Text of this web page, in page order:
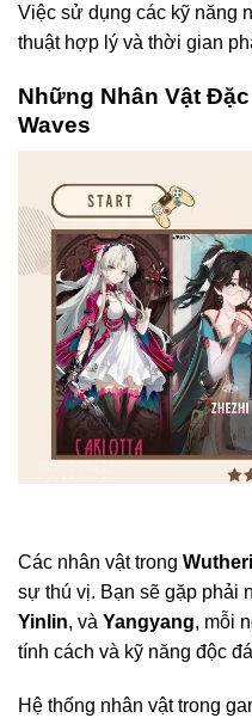
Việc sử dụng các kỹ năng
thuật hợp lý và thời gian
Những Nhân Vật
Waves
Các nhân vật trong
sự thú vị. Bạn sẽ gặp phải
Yinlin, và Yangyang, mỗi
tính cách và kỹ năng độc
Hệ thống nhân vật trong